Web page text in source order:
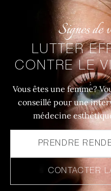
Signes de
LUTTER
CONTRE LE
Vous êtes une femme?
conseillé pour une
médecine
PRENDRE
CONTACTER